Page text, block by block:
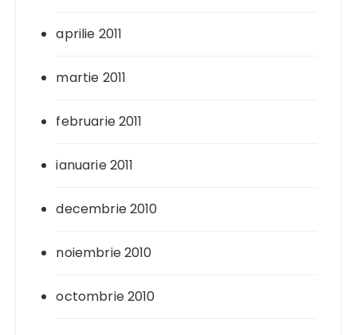
aprilie 2011
martie 2011
februarie 2011
ianuarie 2011
decembrie 2010
noiembrie 2010
octombrie 2010